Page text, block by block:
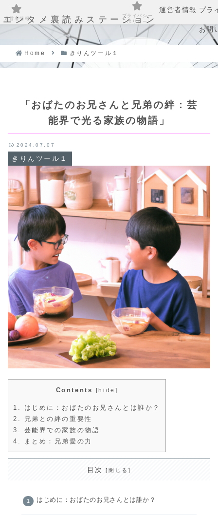
エンタメ裏読みステーション
運営者情報 プラ
お問
Home きりんツール１
「おばたのお兄さんと兄弟の絆：芸
能界で光る家族の物語」
きりんツール１
2024.07.07
Contents [ hide ]
1.
はじめに：おばたのお兄さんとは誰か？
2.
兄弟との絆の重要性
3.
芸能界での家族の物語
4.
まとめ：兄弟愛の力
目次
はじめに：おばたのお兄さんとは誰か？
運営者情報
プライバシー
ポリシー